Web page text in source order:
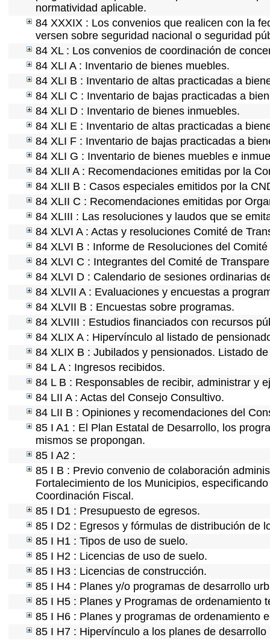
normatividad aplicable.
84 XXXIX : Los convenios que realicen con la
versen sobre seguridad nacional o seguridad
84 XL : Los convenios de coordinación de
84 XLI A : Inventario de bienes muebles.
84 XLI B : Inventario de altas practicadas a
84 XLI C : Inventario de bajas practicadas a
84 XLI D : Inventario de bienes inmuebles.
84 XLI E : Inventario de altas practicadas a
84 XLI F : Inventario de bajas practicadas a
84 XLI G : Inventario de bienes muebles e
84 XLII A : Recomendaciones emitidas por la
84 XLII B : Casos especiales emitidos por la
84 XLII C : Recomendaciones emitidas por
84 XLIII : Las resoluciones y laudos que se
84 XLVI A : Actas y resoluciones Comité de
84 XLVI B : Informe de Resoluciones del
84 XLVI C : Integrantes del Comité de
84 XLVI D : Calendario de sesiones ordinarias
84 XLVII A : Evaluaciones y encuestas a
84 XLVII B : Encuestas sobre programas.
84 XLVIII : Estudios financiados con recursos
84 XLIX A : Hipervínculo al listado de
84 XLIX B : Jubilados y pensionados. Listado
84 L A : Ingresos recibidos.
84 L B : Responsables de recibir, administrar y
84 LII A : Actas del Consejo Consultivo.
84 LII B : Opiniones y recomendaciones del
85 I A1 : El Plan Estatal de Desarrollo, los
mismos se propongan.
85 I A2 :
85 I B : Previo convenio de colaboración
Fortalecimiento de los Municipios,
Coordinación Fiscal.
85 I D1 : Presupuesto de egresos.
85 I D2 : Egresos y fórmulas de distribución de
85 I H1 : Tipos de uso de suelo.
85 I H2 : Licencias de uso de suelo.
85 I H3 : Licencias de construcción.
85 I H4 : Planes y/o programas de desarrollo
85 I H5 : Planes y Programas de ordenamiento
85 I H6 : Planes y programas de ordenamiento
85 I H7 : Hipervínculo a los planes de desarrollo